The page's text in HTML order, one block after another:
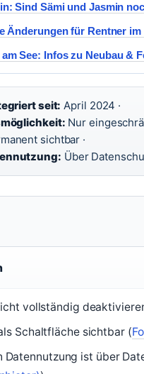
Sind Sämi und Jasmin
Änderungen für Rentner
See: Infos zu Neubau &
seit: April 2024 ·
Nur
sichtbar ·
Über
vollständig
Schaltfläche sichtbar (
Datennutzung ist über